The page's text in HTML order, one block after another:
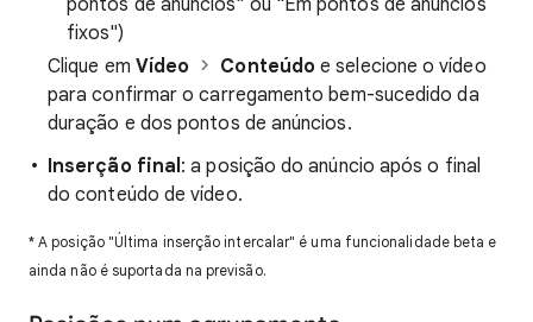
pontos de anúncios" ou "Em pontos de anúncios
fixos")
Clique em Vídeo Conteúdo e selecione o vídeo
para confirmar o carregamento bem-sucedido da
duração e dos pontos de anúncios.
Inserção final: a posição do anúncio após o final
do conteúdo de vídeo.
* A posição "Última inserção intercalar" é uma funcionalidade beta e
ainda não é suportada na previsão.